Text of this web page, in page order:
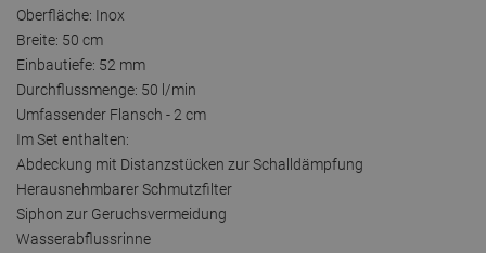
Oberfläche: Inox
Breite: 50 cm
Einbautiefe: 52 mm
Durchflussmenge: 50 l/min
Umfassender Flansch - 2 cm
Im Set enthalten:
Abdeckung mit Distanzstücken zur Schalldämpfung
Herausnehmbarer Schmutzfilter
Siphon zur Geruchsvermeidung
Wasserabflussrinne